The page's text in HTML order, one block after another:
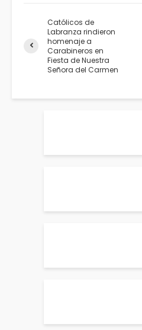
Católicos de
Labranza rindieron
homenaje a
Carabineros en
Fiesta de Nuestra
Señora del Carmen